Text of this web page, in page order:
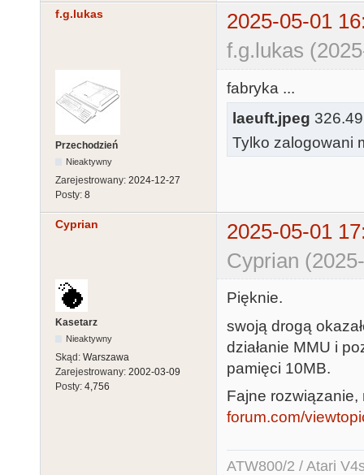
f.g.lukas
2025-05-01
f.g.lukas
Przechodzień
Nieaktywny
Zarejestrowany: 2024-12-27
Posty: 8
fabryka ...
laeuft.jpeg
Tylko zalogowani
Cyprian
2025-05-01
Cyprian
Kasetarz
Nieaktywny
Skąd: Warszawa
Zarejestrowany: 2002-03-09
Posty: 4,756
Pięknie.
swoją drogą
działanie MMU i
pamięci 10MB.
Fajne
forum.com/
ATW800/2 / Atari